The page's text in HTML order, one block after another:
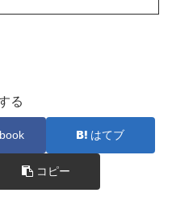
る
はてブ
コピー